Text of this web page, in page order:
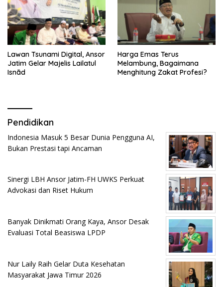
Lawan Tsunami Digital, Ansor
Jatim Gelar Majelis Lailatul
Isnād
Harga Emas Terus
Melambung, Bagaimana
Menghitung Zakat Profesi?
Pendidikan
Indonesia Masuk 5 Besar Dunia Pengguna AI,
Bukan Prestasi tapi Ancaman
Sinergi LBH Ansor Jatim-FH UWKS Perkuat
Advokasi dan Riset Hukum
Banyak Dinikmati Orang Kaya, Ansor Desak
Evaluasi Total Beasiswa LPDP
Nur Laily Raih Gelar Duta Kesehatan
Masyarakat Jawa Timur 2026